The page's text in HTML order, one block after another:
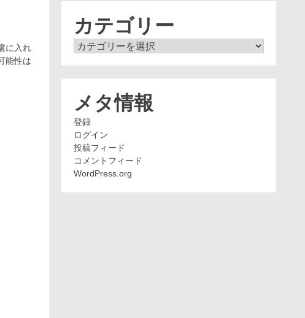
に入れ
能性は
カテゴリー
カ
メタ情報
登録
ログイン
投稿フィード
コメントフィード
WordPress.org